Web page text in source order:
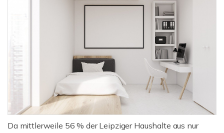
Da mittlerweile 56 % der Leipziger Haushalte aus nur